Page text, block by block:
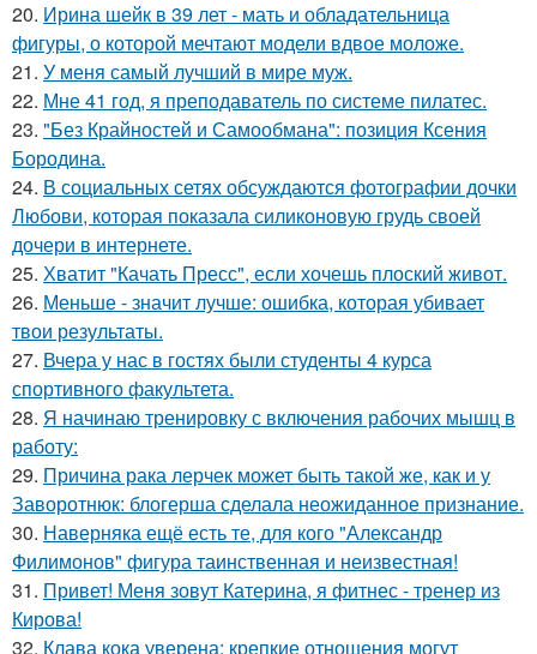
20. Ирина шейк в 39 лет - мать и обладательница
фигуры, о которой мечтают модели вдвое моложе.
21. У меня самый лучший в мире муж.
22. Мне 41 год, я преподаватель по системе пилатес.
23. "Без Крайностей и Самообмана": позиция Ксения
Бородина.
24. В социальных сетях обсуждаются фотографии дочки
Любови, которая показала силиконовую грудь своей
дочери в интернете.
25. Хватит "Качать Пресс", если хочешь плоский живот.
26. Меньше - значит лучше: ошибка, которая убивает
твои результаты.
27. Вчера у нас в гостях были студенты 4 курса
спортивного факультета.
28. Я начинаю тренировку с включения рабочих мышц в
работу:
29. Причина рака лерчек может быть такой же, как и у
Заворотнюк: блогерша сделала неожиданное признание.
30. Наверняка ещё есть те, для кого "Александр
Филимонов" фигура таинственная и неизвестная!
31. Привет! Меня зовут Катерина, я фитнес - тренер из
Кирова!
32. Клава кока уверена: крепкие отношения могут